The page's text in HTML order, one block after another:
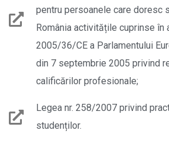
pentru persoanele care doresc
România activitățile cuprinse în
2005/36/CE a Parlamentului
din 7 septembrie 2005 privind
calificărilor profesionale;
Legea nr. 258/2007 privind
studenților.